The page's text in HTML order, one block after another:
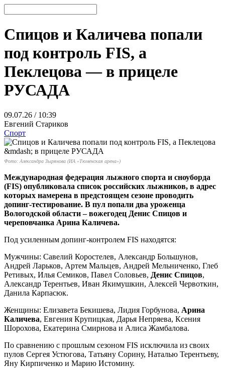
Спицов и Каличева попали
под контроль FIS, а
Пеклецова — в прицеле
РУСАДА
09.07.26 / 10:39
Евгений Стариков
Спорт
Фото: Александра Зырянова (ИА «Тюменская арена»)
Международная федерация лыжного спорта и сноуборда
(FIS) опубликовала список российских лыжников, в адрес
которых намерена в предстоящем сезоне проводить
допинг-тестирование. В пул попали два уроженца
Вологодской области – вожегодец Денис Спицов и
череповчанка Арина Каличева.
Под усиленным допинг-контролем FIS находятся:
Мужчины: Савелий Коростелев, Александр Большунов,
Андрей Ларьков, Артем Мальцев, Андрей Мельниченко, Глеб
Ретивых, Илья Семиков, Павел Соловьев, Денис Спицов,
Александр Терентьев, Иван Якимушкин, Алексей Червоткин,
Данила Карпасюк.
Женщины: Елизавета Бекишева, Лидия Горбунова, Арина
Каличева, Евгения Крупицкая, Дарья Непряева, Ксения
Шорохова, Екатерина Смирнова и Алиса Жамбалова.
По сравнению с прошлым сезоном FIS исключила из своих
пулов Сергея Устюгова, Татьяну Сорину, Наталью Терентьеву,
Яну Кирпиченко и Марию Истомину.